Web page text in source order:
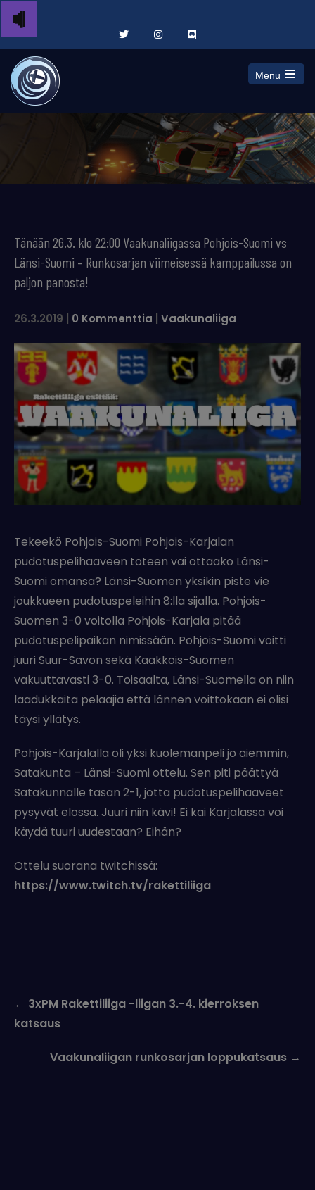
Menu
Open
menu
Tänään 26.3. klo 22:00 Vaakunaliigassa Pohjois-Suomi vs
Länsi-Suomi – Runkosarjan viimeisessä kamppailussa on
paljon panosta!
26.3.2019 0 Kommenttia Vaakunaliiga
Tekeekö Pohjois-Suomi Pohjois-Karjalan
pudotuspelihaaveen toteen vai ottaako Länsi-
Suomi omansa? Länsi-Suomen yksikin piste vie
joukkueen pudotuspeleihin 8:lla sijalla. Pohjois-
Suomen 3-0 voitolla Pohjois-Karjala pitää
pudotuspelipaikan nimissään. Pohjois-Suomi voitti
juuri Suur-Savon sekä Kaakkois-Suomen
vakuuttavasti 3-0. Toisaalta, Länsi-Suomella on niin
laadukkaita pelaajia että lännen voittokaan ei olisi
täysi yllätys.
Pohjois-Karjalalla oli yksi kuolemanpeli jo aiemmin,
Satakunta – Länsi-Suomi ottelu. Sen piti päättyä
Satakunnalle tasan 2-1, jotta pudotuspelihaaveet
pysyvät elossa. Juuri niin kävi! Ei kai Karjalassa voi
käydä tuuri uudestaan? Eihän?
Ottelu suorana twitchissä:
https://www.twitch.tv/rakettiliiga
navigation
← 3xPM Rakettiliiga -liigan 3.-4. kierroksen
katsaus
Vaakunaliigan runkosarjan loppukatsaus →